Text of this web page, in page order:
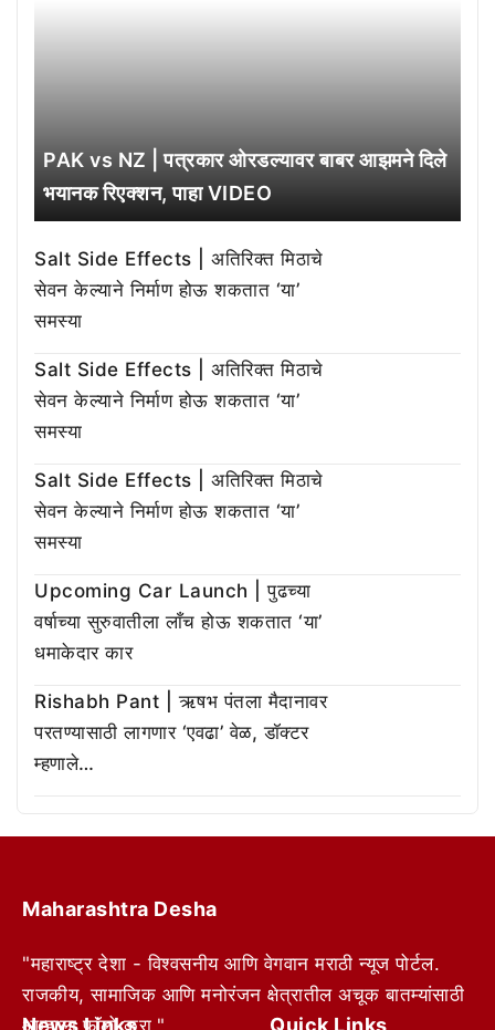
PAK vs NZ | पत्रकार ओरडल्यावर बाबर आझमने दिले
भयानक रिएक्शन, पाहा VIDEO
Salt Side Effects | अतिरिक्त मिठाचे
सेवन केल्याने निर्माण होऊ शकतात ‘या’
समस्या
Salt Side Effects | अतिरिक्त मिठाचे
सेवन केल्याने निर्माण होऊ शकतात ‘या’
समस्या
Salt Side Effects | अतिरिक्त मिठाचे
सेवन केल्याने निर्माण होऊ शकतात ‘या’
समस्या
Upcoming Car Launch | पुढच्या
वर्षाच्या सुरुवातीला लाँच होऊ शकतात ‘या’
धमाकेदार कार
Rishabh Pant | ऋषभ पंतला मैदानावर
परतण्यासाठी लागणार ‘एवढा’ वेळ, डॉक्टर
म्हणाले…
Maharashtra Desha
"महाराष्ट्र देशा - विश्वसनीय आणि वेगवान मराठी न्यूज पोर्टल.
राजकीय, सामाजिक आणि मनोरंजन क्षेत्रातील अचूक बातम्यांसाठी
आम्हाला फॉलो करा."
News Links Quick Links